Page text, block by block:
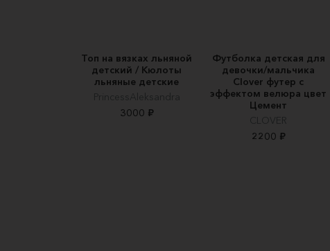
Топ на вязках льняной
детский / Кюлоты
льняные детские
PrincessAleksandra
3000 ₽
Футболка детская для
девочки/мальчика
Clover футер с
эффектом велюра цвет
Цемент
CLOVER
2200 ₽